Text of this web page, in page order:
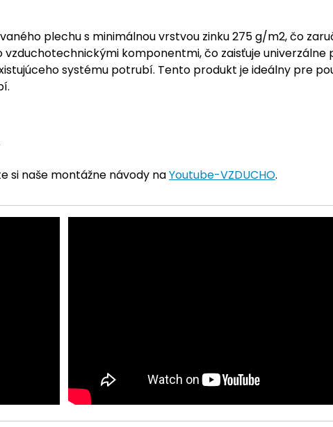
plechu s minimálnou vrstvou zinku 275 g/m2, čo
komponentmi, čo zaisťuje univerzálne
systému potrubí. Tento produkt je ideálny pre
si naše montážne návody naYoutube-VZDUCHO.